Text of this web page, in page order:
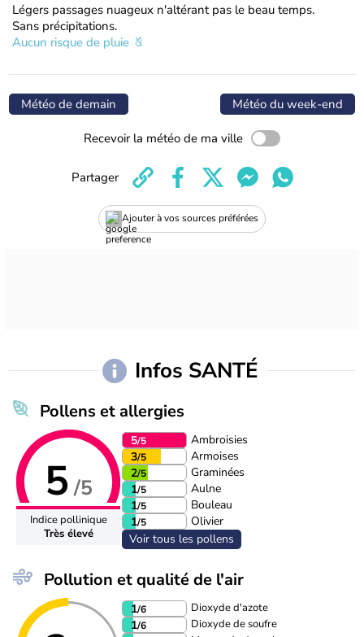
Légers passages nuageux n'altérant pas le beau temps.
Sans précipitations.
Aucun risque de pluie
Météo de demain Météo du week-end
Recevoir la météo de ma ville
Ajouter à vos sources préférées
Partager
Infos SANTÉ
Pollens et allergies
5 /5
Indice pollinique
Très élevé
5/5
Ambroisies
3/5
Armoises
2/5
Graminées
1/5
Aulne
1/5
Bouleau
1/5
Olivier
Voir tous les pollens
Pollution et qualité de l'air
1/6 Dioxyde d'azote
1/6 Dioxyde de soufre